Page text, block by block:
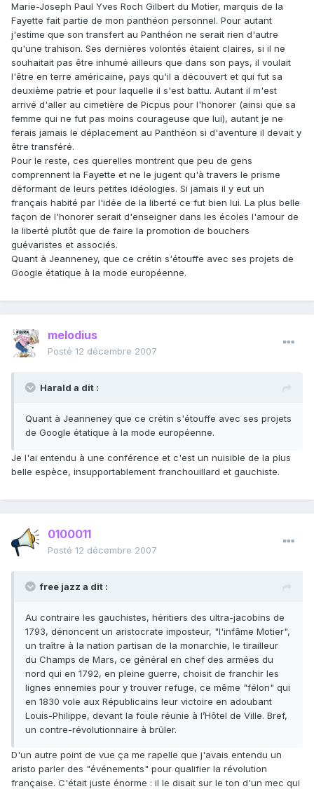
Marie-Joseph Paul Yves Roch Gilbert du Motier, marquis de la
Fayette fait partie de mon panthéon personnel. Pour autant
j'estime que son transfert au Panthéon ne serait rien d'autre
qu'une trahison. Ses dernières volontés étaient claires, si il ne
souhaitait pas être inhumé ailleurs que dans son pays, il voulait
l'être en terre américaine, pays qu'il a découvert et qui fut sa
deuxième patrie et pour laquelle il s'est battu. Autant il m'est
arrivé d'aller au cimetière de Picpus pour l'honorer (ainsi que sa
femme qui ne fut pas moins courageuse que lui), autant je ne
ferais jamais le déplacement au Panthéon si d'aventure il devait y
être transféré.
Pour le reste, ces querelles montrent que peu de gens
comprennent la Fayette et ne le jugent qu'à travers le prisme
déformant de leurs petites idéologies. Si jamais il y eut un
français habité par l'idée de la liberté ce fut bien lui. La plus belle
façon de l'honorer serait d'enseigner dans les écoles l'amour de
la liberté plutôt que de faire la promotion de bouchers
guévaristes et associés.
Quant à Jeanneney, que ce crétin s'étouffe avec ses projets de
Google étatique à la mode européenne.
melodius
Posté 12 décembre 2007
Harald a dit :
Quant à Jeanneney que ce crétin s'étouffe avec ses projets
de Google étatique à la mode européenne.
Je l'ai entendu à une conférence et c'est un nuisible de la plus
belle espèce, insupportablement franchouillard et gauchiste.
0100011
Posté 12 décembre 2007
free jazz a dit :
Au contraire les gauchistes, héritiers des ultra-jacobins de
1793, dénoncent un aristocrate imposteur, "l'infâme Motier",
un traître à la nation partisan de la monarchie, le tirailleur
du Champs de Mars, ce général en chef des armées du
nord qui en 1792, en pleine guerre, choisit de franchir les
lignes ennemies pour y trouver refuge, ce même "félon" qui
en 1830 vole aux Républicains leur victoire en adoubant
Louis-Philippe, devant la foule réunie à l’Hôtel de Ville. Bref,
un contre-révolutionnaire à brûler.
D'un autre point de vue ça me rapelle que j'avais entendu un
aristo parler des "événements" pour qualifier la révolution
française. C'était juste énorme : il le disait sur le ton d'un mec qui